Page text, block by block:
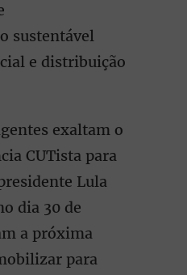
sustentável
e distribuição
exaltam o
CUTista para
Lula
dia 30 de
a próxima
para